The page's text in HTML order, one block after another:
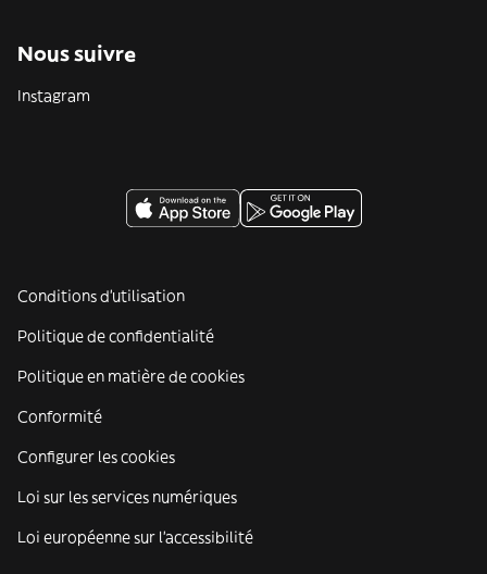
Nous suivre
Instagram
Conditions d'utilisation
Politique de confidentialité
Politique en matière de cookies
Conformité
Configurer les cookies
Loi sur les services numériques
Loi européenne sur l’accessibilité